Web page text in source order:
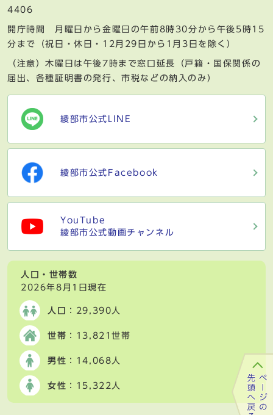
4406
開庁時間 月曜日から金曜日の午前8時30分から午後5時15
分まで（祝日・休日・12月29日から1月3日を除く）
（注意）木曜日は午後7時まで窓口延長（戸籍・国保関係の
届出、各種証明書の発行、市税などの納入のみ）
綾部市公式LINE
綾部市公式Facebook
YouTube
綾部市公式動画チャンネル
人口・世帯数
2026年8月1日現在
人口 ：29,390人
世帯 ：13,821世帯
男性 ：14,068人
女性 ：15,322人